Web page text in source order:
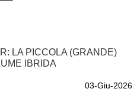
LA PICCOLA (GRANDE)
IBRIDA
03-Giu-2026